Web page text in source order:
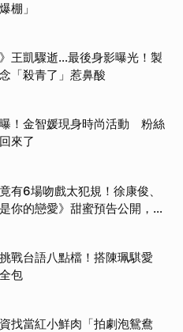
棚」
》王凱驟逝…最後身影曝光！製
「殺青了」惹鼻酸
！金智媛現身時尚活動 粉絲
來了
有6場吻戲太犯規！徐康俊、
你的戀愛》甜蜜預告公開，網
待了！
戰台語八點檔！搭陳珮騏愛
包
找當紅小鮮肉「拍劇泡鴛鴦